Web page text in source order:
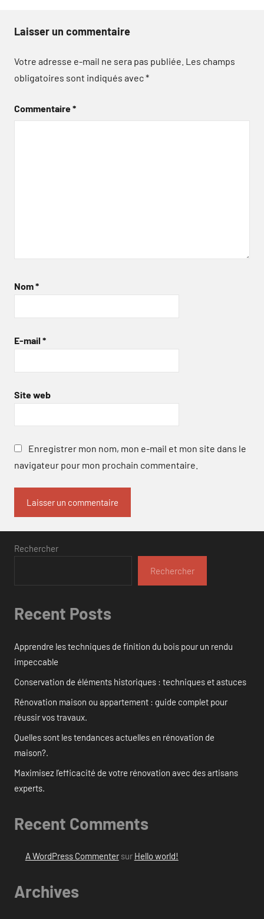
Laisser un commentaire
Votre adresse e-mail ne sera pas publiée. Les champs
obligatoires sont indiqués avec*
Commentaire*
Nom*
E-mail *
Site web
Enregistrer mon nom, mon e-mail et mon site dans le
navigateur pour mon prochain commentaire.
Rechercher
Rechercher
Recent Posts
Apprendre les techniques de finition du bois pour un rendu
impeccable
Conservation de éléments historiques : techniques et astuces
Rénovation maison ou appartement : guide complet pour
réussir vos travaux.
Quelles sont les tendances actuelles en rénovation de
maison?.
Maximisez l’efficacité de votre rénovation avec des artisans
experts.
Recent Comments
A WordPress Commentersur Hello world!
Archives